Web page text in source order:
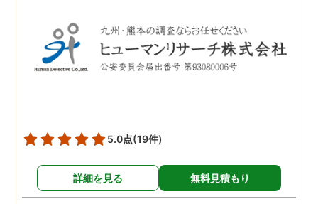
5.0点(19件)
詳細を見る 無料見積もり